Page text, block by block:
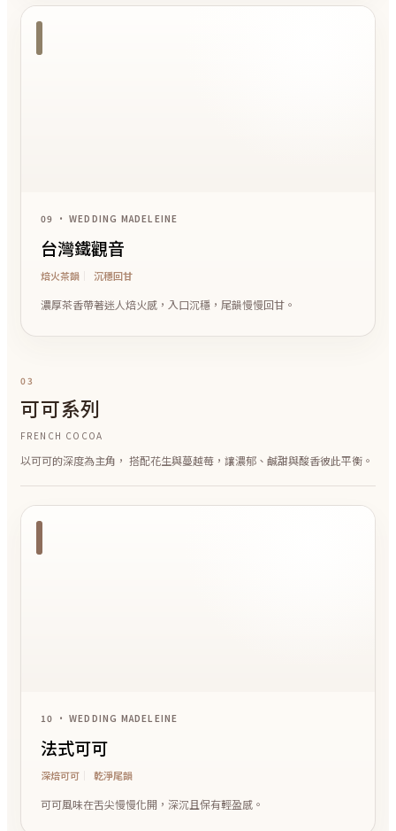
09 • WEDDING MADELEINE
台灣鐵觀音
焙火茶韻 沉穩回甘
濃厚茶香帶著迷人焙火感，入口沉穩，尾韻慢慢回甘。
03
可可系列
FRENCH COCOA
以可可的深度為主角， 搭配花生與蔓越莓，讓濃郁、鹹甜與酸香彼此平衡。
10 • WEDDING MADELEINE
法式可可
深焙可可 乾淨尾韻
可可風味在舌尖慢慢化開，深沉且保有輕盈感。